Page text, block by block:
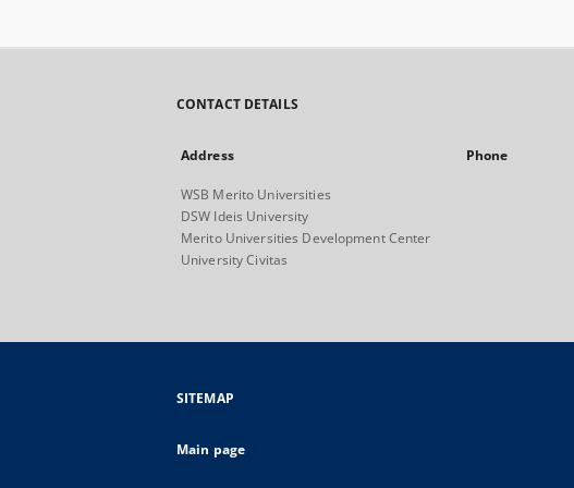
CONTACT DETAILS
Address
WSB Merito Universities
DSW Ideis University
Merito Universities Development Center
University Civitas
Phone
SITEMAP
Main page